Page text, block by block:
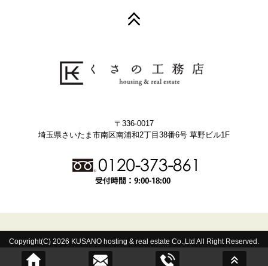
〒336-0017
埼玉県さいたま市南区南浦和2丁目38番6号 草野ビル1F
Copyright(C) 2026 KUSANO hosting & real estate Co.,Ltd All Right Reserved.